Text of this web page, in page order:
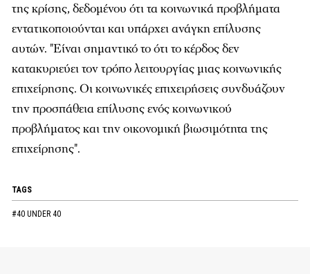
της κρίσης, δεδομένου ότι τα κοινωνικά προβλήματα
εντατικοποιούνται και υπάρχει ανάγκη επίλυσης
αυτών. "Είναι σημαντικό το ότι το κέρδος δεν
κατακυριεύει τον τρόπο λειτουργίας μιας κοινωνικής
επιχείρησης. Οι κοινωνικές επιχειρήσεις συνδυάζουν
την προσπάθεια επίλυσης ενός κοινωνικού
προβλήματος και την οικονομική βιωσιμότητα της
επιχείρησης".
TAGS
#40 UNDER 40